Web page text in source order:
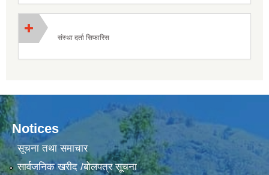
संस्था दर्ता सिफारिस
Notices
सूचना तथा समाचार
सार्वजनिक खरीद /बोलपत्र सूचना